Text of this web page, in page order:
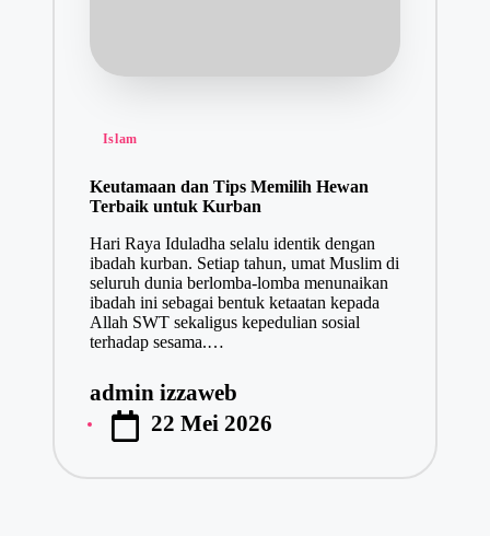
Posted
Islam
Keutamaan dan Tips Memilih Hewan
Terbaik untuk Kurban
Hari Raya Iduladha selalu identik dengan
ibadah kurban. Setiap tahun, umat Muslim di
seluruh dunia berlomba-lomba menunaikan
ibadah ini sebagai bentuk ketaatan kepada
Allah SWT sekaligus kepedulian sosial
terhadap sesama.…
Posted
by
admin izzaweb
22 Mei 2026